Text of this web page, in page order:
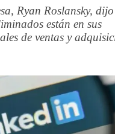
Ryan Roslansky,
están en sus
de ventas y